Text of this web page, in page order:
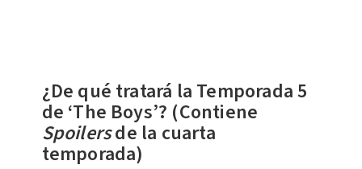
¿De qué tratará la Temporada 5
de ‘The Boys’? (Contiene
Spoilersde la cuarta
temporada)